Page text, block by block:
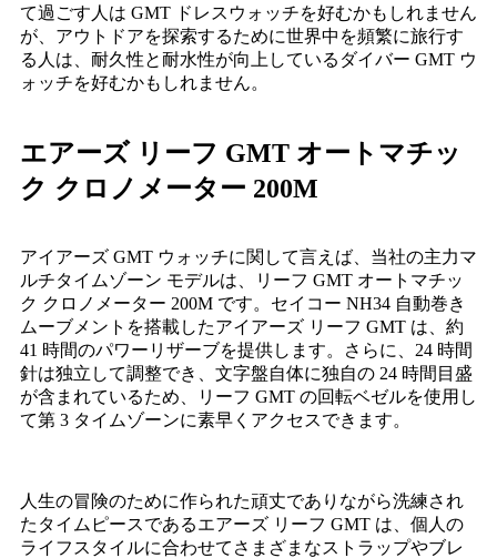
て過ごす人は GMT ドレスウォッチを好むかもしれません
が、アウトドアを探索するために世界中を頻繁に旅行す
る人は、耐久性と耐水性が向上しているダイバー GMT ウ
ォッチを好むかもしれません。
エアーズ リーフ GMT オートマチッ
ク クロノメーター 200M
アイアーズ GMT ウォッチに関して言えば、当社の主力マ
ルチタイムゾーン モデルは、リーフ GMT オートマチッ
ク クロノメーター 200M です。セイコー NH34 自動巻き
ムーブメントを搭載したアイアーズ リーフ GMT は、約
41 時間のパワーリザーブを提供します。さらに、24 時間
針は独立して調整でき、文字盤自体に独自の 24 時間目盛
が含まれているため、リーフ GMT の回転ベゼルを使用し
て第 3 タイムゾーンに素早くアクセスできます。
人生の冒険のために作られた頑丈でありながら洗練され
たタイムピースであるエアーズ リーフ GMT は、個人の
ライフスタイルに合わせてさまざまなストラップやブレ